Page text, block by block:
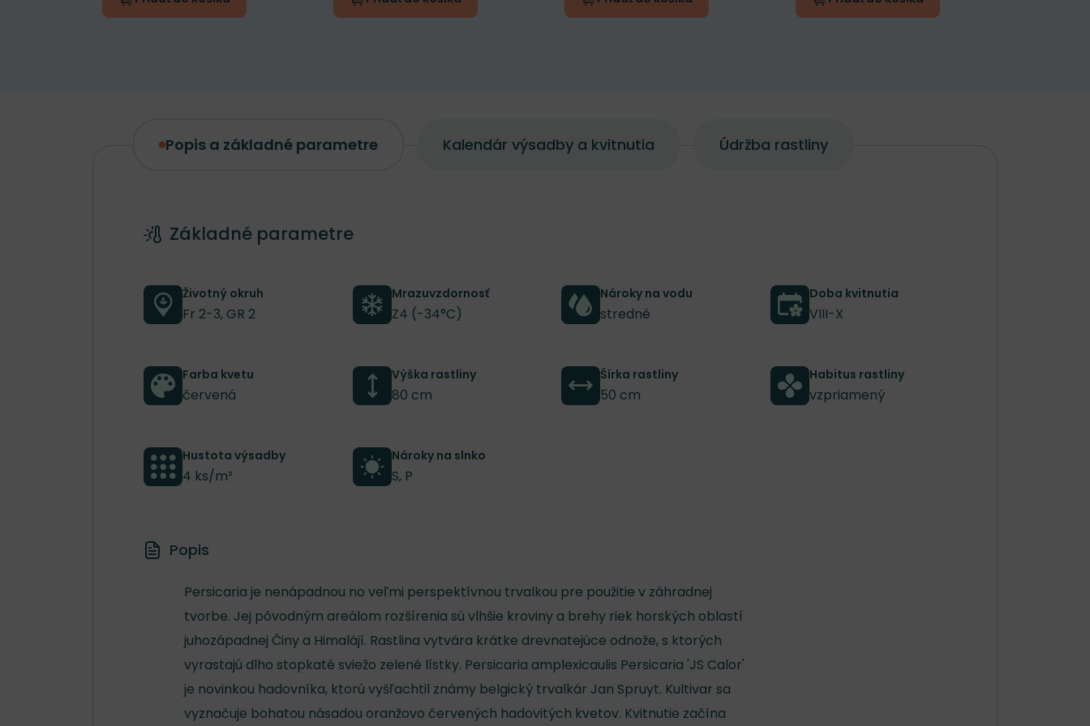
Popis a základné parametre Kalendár výsadby a kvitnutia Údržba rastliny
Popis a základné parametre
Základné parametre
Životný okruh
Fr 2-3, GR 2
Mrazuvzdornosť
Z4 (-34°C)
Nároky na vodu
stredné
Doba kvitnutia
VIII-X
Farba kvetu
červená
Výška rastliny
80 cm
Šírka rastliny
50 cm
Habitus rastliny
vzpriamený
Hustota výsadby
4 ks/m²
Nároky na slnko
S, P
Popis
Persicaria je nenápadnou no veľmi perspektívnou trvalkou pre použitie v záhradnej
tvorbe. Jej pôvodným areálom rozšírenia sú vlhšie kroviny a brehy riek horských oblastí
juhozápadnej Činy a Himalájí. Rastlina vytvára krátke drevnatejúce odnože, s ktorých
vyrastajú dlho stopkaté sviežo zelené lístky. Persicaria amplexicaulis Persicaria 'JS Calor'
je novinkou hadovníka, ktorú vyšľachtil známy belgický trvalkár Jan Spruyt. Kultivar sa
vyznačuje bohatou násadou oranžovo červených hadovitých kvetov. Kvitnutie začína